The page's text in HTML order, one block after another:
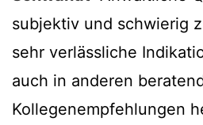
subjektiv und schwierig
sehr verlässliche
auch in anderen
Kollegenempfehlungen